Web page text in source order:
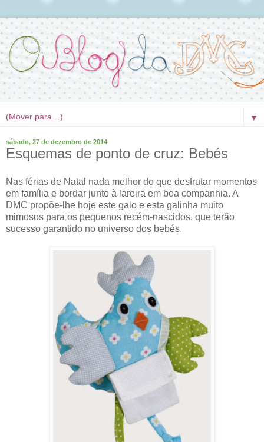
▼
sábado, 27 de dezembro de 2014
Esquemas de ponto de cruz: Bebés
Nas férias de Natal nada melhor do que desfrutar momentos
em família e bordar junto à lareira em boa companhia. A
DMC propõe-lhe hoje este galo e esta galinha muito
mimosos para os pequenos recém-nascidos, que terão
sucesso garantido no universo dos bebés.